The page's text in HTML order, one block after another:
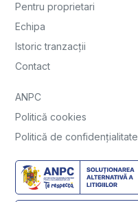
Pentru proprietari
Echipa
Istoric tranzacții
Contact
ANPC
Politică cookies
Politică de confidențialitate